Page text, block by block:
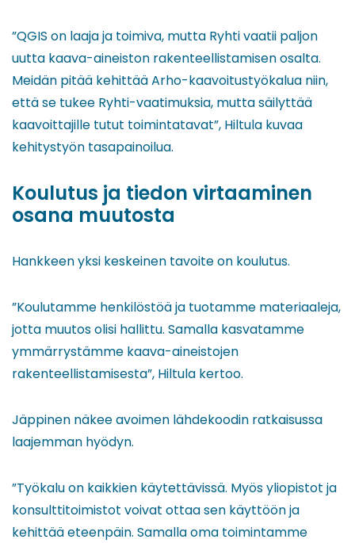
”QGIS on laaja ja toimiva, mutta Ryhti vaatii paljon
uutta kaava-aineiston rakenteellistamisen osalta.
Meidän pitää kehittää Arho-kaavoitustyökalua niin,
että se tukee Ryhti-vaatimuksia, mutta säilyttää
kaavoittajille tutut toimintatavat”, Hiltula kuvaa
kehitystyön tasapainoilua.
Koulutus ja tiedon virtaaminen
osana muutosta
Hankkeen yksi keskeinen tavoite on koulutus.
”Koulutamme henkilöstöä ja tuotamme materiaaleja,
jotta muutos olisi hallittu. Samalla kasvatamme
ymmärrystämme kaava-aineistojen
rakenteellistamisesta”, Hiltula kertoo.
Jäppinen näkee avoimen lähdekoodin ratkaisussa
laajemman hyödyn.
”Työkalu on kaikkien käytettävissä. Myös yliopistot ja
konsulttitoimistot voivat ottaa sen käyttöön ja
kehittää eteenpäin. Samalla oma toimintamme